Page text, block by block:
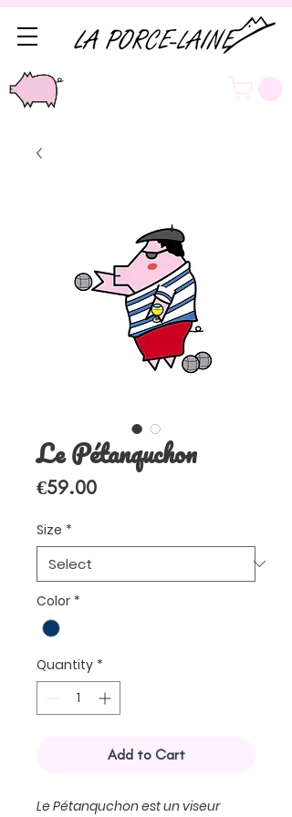
Le Pétanquchon
€59.00Price
Size *
Color *
Quantity *
Add to Cart
Le Pétanquchon est un viseur